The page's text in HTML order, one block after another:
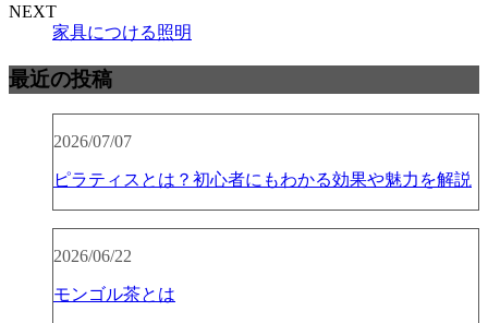
NEXT
家具につける照明
最近の投稿
2026/07/07
ピラティスとは？初心者にもわかる効果や魅力を解説
2026/06/22
モンゴル茶とは